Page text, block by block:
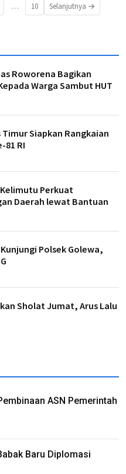
… 10 Selanjutnya →
Roworena Bagikan
Warga Sambut HUT
Siapkan Rangkaian
81 RI
Perkuat
Daerah lewat Bantuan
Polsek Golewa,
Sholat Jumat, Arus Lalu
ASN Pemerintah
Baru Diplomasi